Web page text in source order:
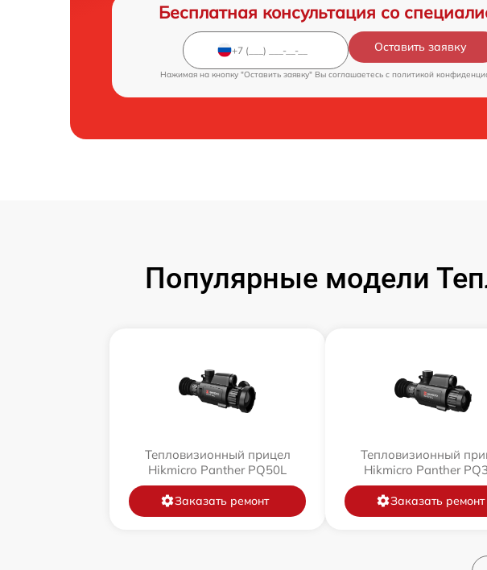
Бесплатная консультация со
Оставить заявку
Нажимая на кнопку "Оставить заявку" Вы соглашаетесь c политикой
Популярные модели
Тепловизионный прицел
Hikmicro Panther PQ50L
Заказать ремонт
Тепловизионный
Hikmicro Panther
Заказать ремонт